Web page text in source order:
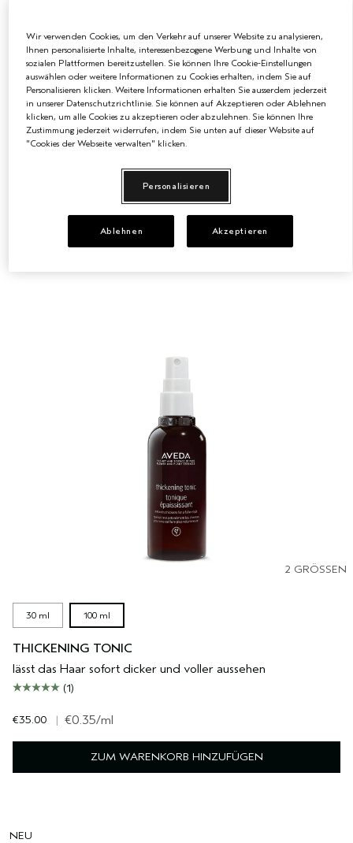
VOLUMIZING TONIC™
Das Stylingspray verleiht dünnem, feinem und normalem
Haar Volumen
(2)
€35.00 | €0.35/ml
ZUM WARENKORB HINZUFÜGEN
BEST SELLER
2 GRÖSSEN
30 ml 100 ml
THICKENING TONIC
lässt das Haar sofort dicker und voller aussehen
(1)
€35.00 | €0.35/ml
ZUM WARENKORB HINZUFÜGEN
NEU
Wir verwenden Cookies, um den Verkehr auf unserer Website zu analysieren,
Ihnen personalisierte Inhalte, interessenbezogene Werbung und Inhalte von
sozialen Plattformen bereitzustellen. Sie können Ihre Cookie-Einstellungen
auswählen oder weitere Informationen zu Cookies erhalten, indem Sie auf
Personalisieren klicken. Weitere Informationen erhalten Sie ausserdem jederzeit
in unserer Datenschutzrichtlinie. Sie können auf Akzeptieren oder Ablehnen
klicken, um alle Cookies zu akzeptieren oder abzulehnen. Sie können Ihre
Zustimmung jederzeit widerrufen, indem Sie unten auf dieser Website auf
"Cookies der Webseite verwalten" klicken.
Personalisieren
Ablehnen Akzeptieren